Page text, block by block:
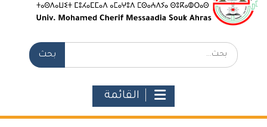
بحث:
القائمة